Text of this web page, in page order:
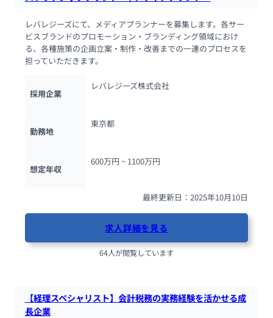
レバレジーズにて、メディアプランナーを募集します。各サー
ビスブランドのプロモーション・ブランディング領域におけ
る、各種施策の企画立案・制作・改善までの一連のプロセスを
担っていただきます。
採用企業
レバレジーズ株式会社
勤務地
東京都
想定年収
600万円 ~ 1100万円
最終更新日：2025年10月10日
求人詳細を見る
64人が閲覧しています
【経理スペシャリスト】会計税務の実務経験を活かせる成
長企業